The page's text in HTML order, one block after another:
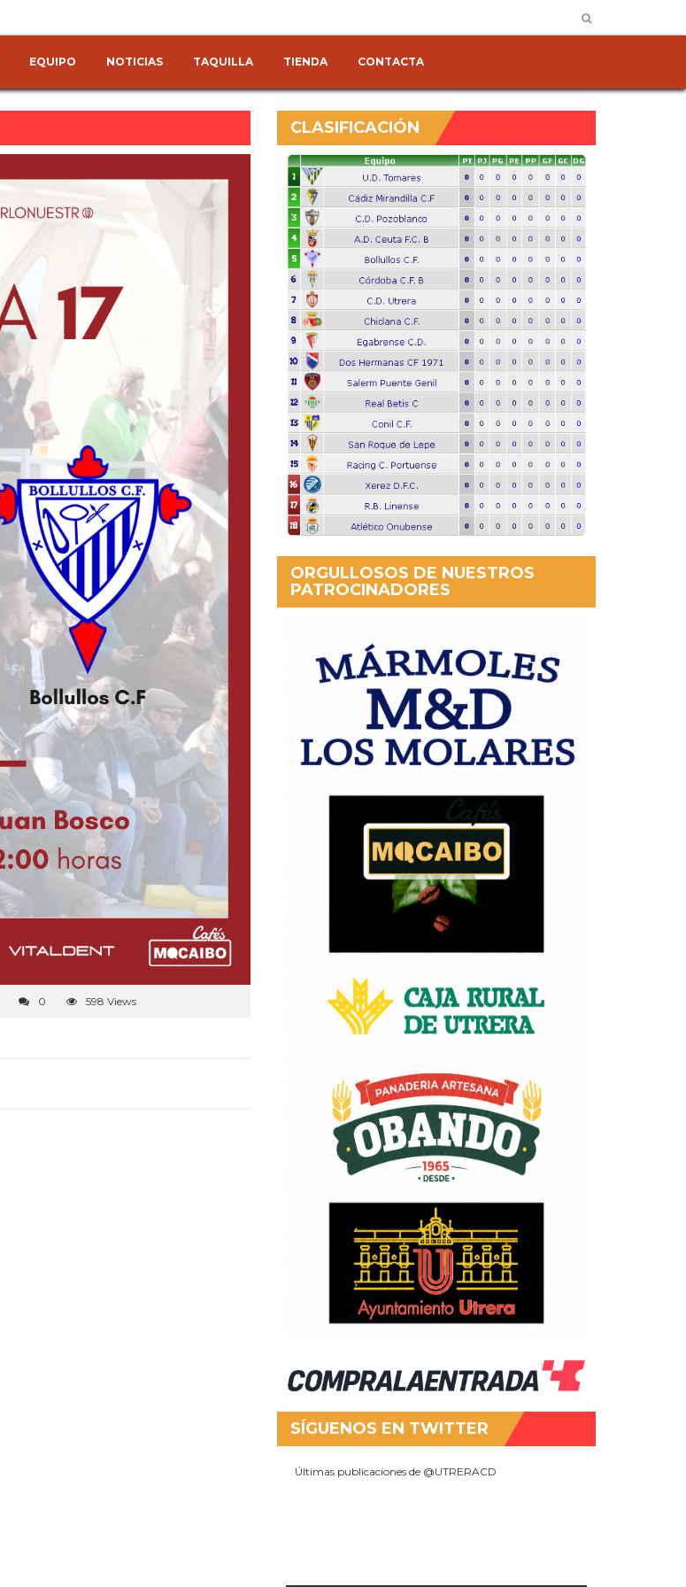
EQUIPO NOTICIAS TAQUILLA TIENDA CONTACTA
0 598 Views
CLASIFICACIÓN
ORGULLOSOS DE NUESTROS
PATROCINADORES
SÍGUENOS EN TWITTER
Últimas publicaciones de @UTRERACD